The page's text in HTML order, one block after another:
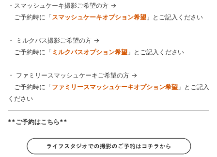
・スマッシュケーキ撮影ご希望の方 →
ご予約時に「スマッシュケーキオプション希望 」とご記入ください
・ ミルクバス撮影ご希望の方 →
ご予約時に「 ミルクバスオプション希望 」とご記入ください
・ ファミリースマッシュケーキご希望の方 →
ご予約時に「ファミリースマッシュケーキオプション希望 」とご記入
ください
**ご予約はこちら**